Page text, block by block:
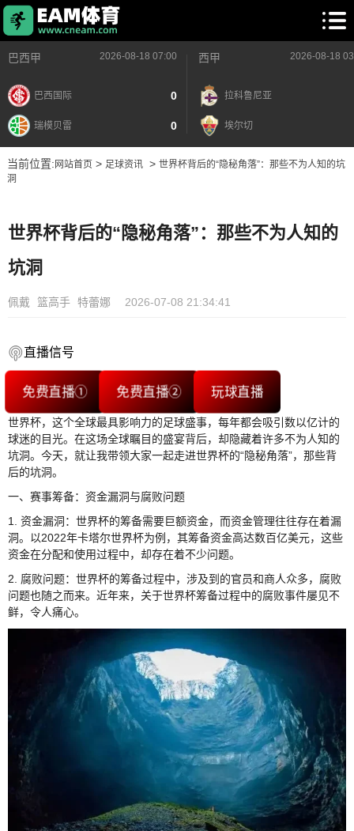
巴西甲 2026-08-18 07:00
巴西国际 0
瑞模贝雷 0
西甲 2026-08-18
拉科鲁尼亚
埃尔切
当前位置: 网站首页> 足球资讯> 世界杯背后的“隐秘角落”：那些不为人知的坑
洞
世界杯背后的“隐秘角落”：那些不为人知的
坑洞
佩戴 篮高手 特蕾娜 2026-07-08 21:34:41
直播信号
免费直播① 免费直播② 玩球直播
世界杯，这个全球最具影响力的足球盛事，每年都会吸引数以亿计的
球迷的目光。在这场全球瞩目的盛宴背后，却隐藏着许多不为人知的
坑洞。今天，就让我带领大家一起走进世界杯的“隐秘角落”，那些背
后的坑洞。
一、赛事筹备：资金漏洞与腐败问题
1. 资金漏洞：世界杯的筹备需要巨额资金，而资金管理往往存在着漏
洞。以2022年卡塔尔世界杯为例，其筹备资金高达数百亿美元，这些
资金在分配和使用过程中，却存在着不少问题。
2. 腐败问题：世界杯的筹备过程中，涉及到的官员和商人众多，腐败
问题也随之而来。近年来，关于世界杯筹备过程中的腐败事件屡见不
鲜，令人痛心。